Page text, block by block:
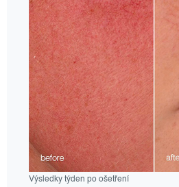
Výsledky týden po ošetření